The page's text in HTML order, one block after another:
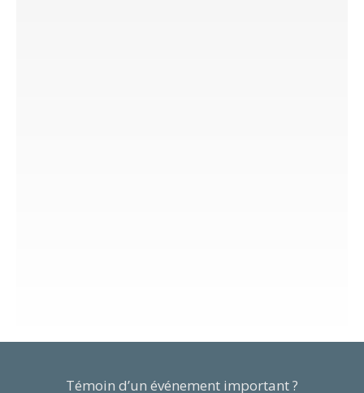
Témoin d’un événement important ?